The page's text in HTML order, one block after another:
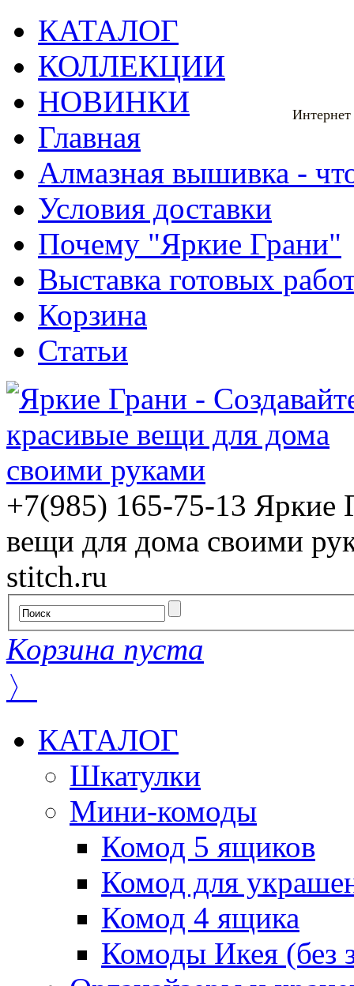
КАТАЛОГ
КОЛЛЕКЦИИ
НОВИНКИ
Главная
Алмазная вышивка -
Условия доставки
Почему "Яркие Грани"
Выставка готовых
Корзина
Статьи
+7(985) 165-75-13 Яркие
вещи для дома своими
stitch.ru
Корзина пуста
〉
КАТАЛОГ
Шкатулки
Мини-комоды
Комод 5 ящиков
Комод для
Комод 4 ящика
Комоды Икея (без